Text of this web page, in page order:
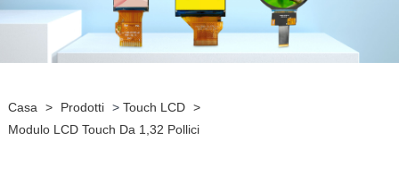
Casa > Prodotti > Touch LCD >
Modulo LCD Touch Da 1,32 Pollici